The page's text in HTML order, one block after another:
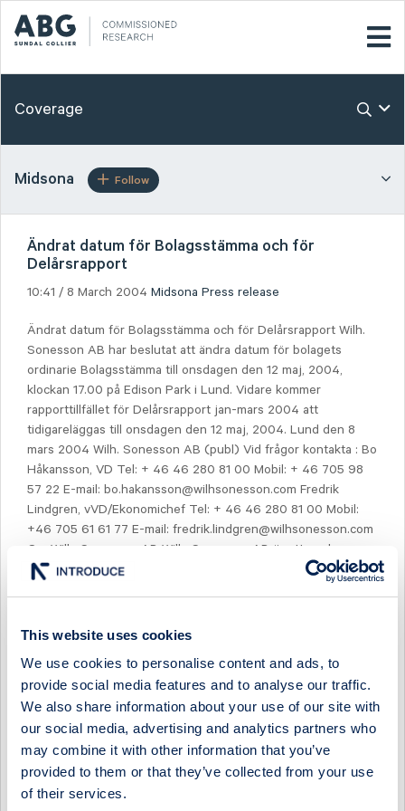
This website uses cookies
We use cookies to personalise content and ads, to
provide social media features and to analyse our traffic.
We also share information about your use of our site with
our social media, advertising and analytics partners who
may combine it with other information that you’ve
provided to them or that they’ve collected from your use
of their services.
Coverage
Midsona Follow
Ändrat datum för Bolagsstämma och för
Delårsrapport
10:41 / 8 March 2004 Midsona Press release
Ändrat datum för Bolagsstämma och för Delårsrapport Wilh.
Sonesson AB har beslutat att ändra datum för bolagets
ordinarie Bolagsstämma till onsdagen den 12 maj, 2004,
klockan 17.00 på Edison Park i Lund. Vidare kommer
rapporttillfället för Delårsrapport jan-mars 2004 att
tidigareläggas till onsdagen den 12 maj, 2004. Lund den 8
mars 2004 Wilh. Sonesson AB (publ) Vid frågor kontakta : Bo
Håkansson, VD Tel: + 46 46 280 81 00 Mobil: + 46 705 98
57 22 E-mail: bo.hakansson@wilhsonesson.com Fredrik
Lindgren, vVD/Ekonomichef Tel: + 46 46 280 81 00 Mobil:
+46 705 61 61 77 E-mail: fredrik.lindgren@wilhsonesson.com
Om Wilh. Sonesson AB Wilh. Sonesson AB är ett av de
ledande egenvårdsföretagen på den nordiska marknaden. Vår
och välbefinnande. Läs mer på www.wilhsonesson.com -------
information skickades av Waymaker http://www.waymaker.se
Följande filer finns att ladda ned:
http://www.waymaker.net/bitonline/2004/03/08/20040308BI
T00310/wkr0001.doc
http://www.waymaker.net/bitonline/2004/03/08/20040308BI
T00310/wkr0002.pdf
Show as PDF